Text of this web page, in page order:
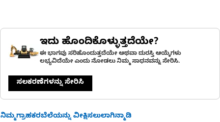
ಇದು ಹೊಂದಿಕೊಳ್ಳುತ್ತದೆಯೇ?
ಈ ಭಾಗವು ಸರಿಹೊಂದುತ್ತದೆಯೇ ಅಥವಾ ದುರಸ್ತಿ ಆಯ್ಕೆಗಳು
ಲಭ್ಯವಿದೆಯೇ ಎಂದು ನೋಡಲು ನಿಮ್ಮ ಸಾಧನವನ್ನು ಸೇರಿಸಿ.
ಸಲಕರಣೆಗಳನ್ನು ಸೇರಿಸಿ
ನಿಮ್ಮಗ್ರಾಹಕರಬೆಲೆಯನ್ನು ವೀಕ್ಷಿಸಲುಲಾಗಿನ್ಮಾಡಿ